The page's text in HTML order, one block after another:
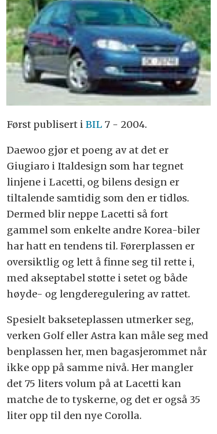
Først publisert i BIL7 - 2004.
Daewoo gjør et poeng av at det er
Giugiaro i Italdesign som har tegnet
linjene i Lacetti, og bilens design er
tiltalende samtidig som den er tidløs.
Dermed blir neppe Lacetti så fort
gammel som enkelte andre Korea-biler
har hatt en tendens til. Førerplassen er
oversiktlig og lett å finne seg til rette i,
med akseptabel støtte i setet og både
høyde- og lengderegulering av rattet.
Spesielt bakseteplassen utmerker seg,
verken Golf eller Astra kan måle seg med
benplassen her, men bagasjerommet når
ikke opp på samme nivå. Her mangler
det 75 liters volum på at Lacetti kan
matche de to tyskerne, og det er også 35
liter opp til den nye Corolla.